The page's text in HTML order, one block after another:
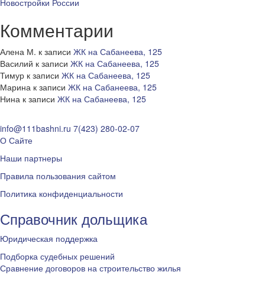
Новостройки России
Комментарии
Алена М. к записи ЖК на Сабанеева, 125
Василий к записи ЖК на Сабанеева, 125
Тимур к записи ЖК на Сабанеева, 125
Марина к записи ЖК на Сабанеева, 125
Нина к записи ЖК на Сабанеева, 125
info@111bashni.ru 7(423) 280-02-07
О Сайте
Наши партнеры
Правила пользования сайтом
Политика конфиденциальности
Справочник дольщика
Юридическая поддержка
Подборка судебных решений
Сравнение договоров на строительство жилья